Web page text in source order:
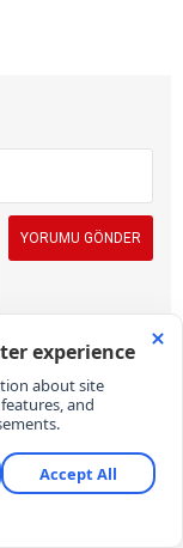
yorum sütunları ifade
insan haklarına,
içerik ve
Hakaret,